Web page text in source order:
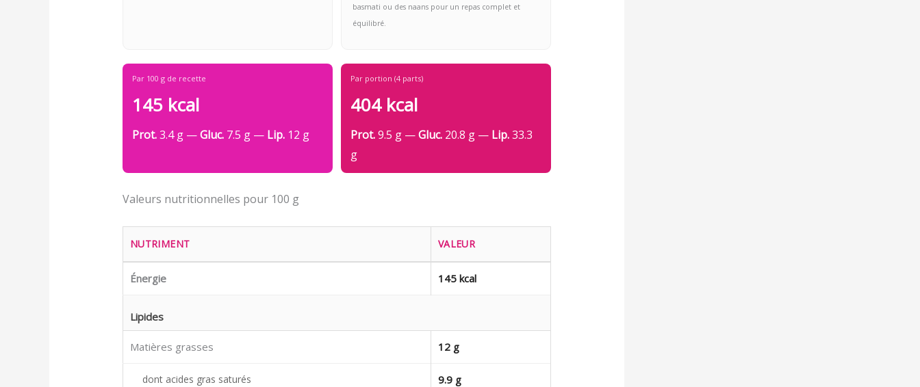
basmati ou des naans pour un repas complet et
équilibré.
Par 100 g de recette
145 kcal
Prot.3.4 g —Gluc.7.5 g — Lip.12 g
Par portion (4 parts)
404 kcal
Prot.9.5 g —Gluc. 20.8 g — Lip.33.3
g
Valeurs nutritionnelles pour 100 g
NUTRIMENT VALEUR
Énergie 145 kcal
Lipides
Matières grasses 12 g
dont acides gras saturés 9.9 g